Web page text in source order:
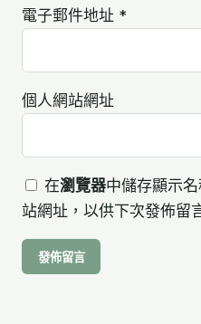
電子郵件地址 *
個人網站網址
在瀏覽器中儲存顯示
站網址，以供下次發佈留